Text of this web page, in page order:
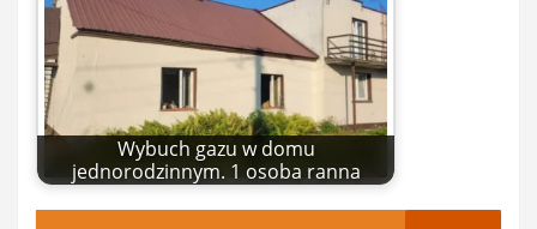
Wybuch gazu w domu
jednorodzinnym. 1 osoba ranna